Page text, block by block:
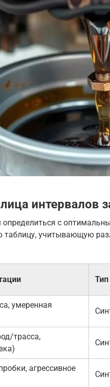
интервалов
с
таблицу, учитывающую
умеренная
трасса,
агрессивное